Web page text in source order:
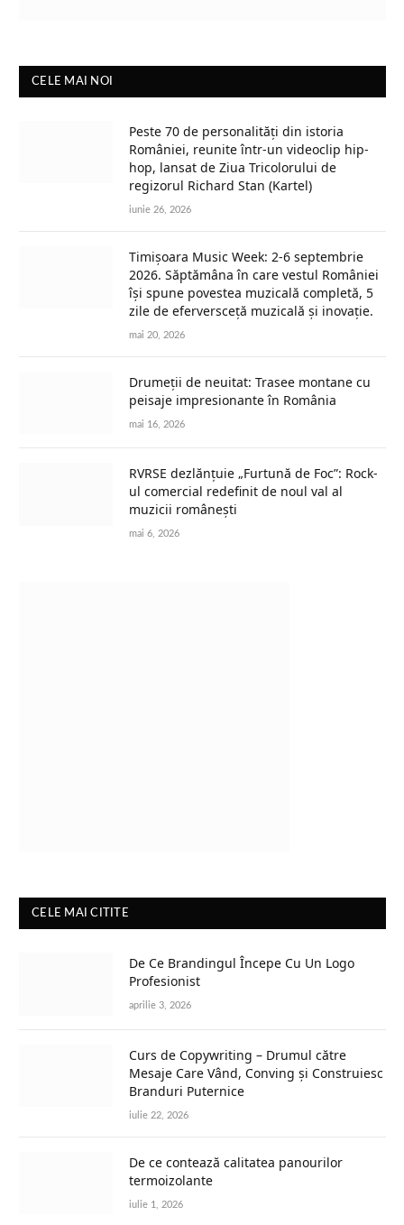
CELE MAI NOI
Peste 70 de personalități din istoria
României, reunite într-un videoclip hip-
hop, lansat de Ziua Tricolorului de
regizorul Richard Stan (Kartel)
iunie 26, 2026
Timișoara Music Week: 2-6 septembrie
2026. Săptămâna în care vestul României
își spune povestea muzicală completă, 5
zile de eferversceță muzicală și inovație.
mai 20, 2026
Drumeții de neuitat: Trasee montane cu
peisaje impresionante în România
mai 16, 2026
RVRSE dezlănțuie „Furtună de Foc”: Rock-
ul comercial redefinit de noul val al
muzicii românești
mai 6, 2026
CELE MAI CITITE
De Ce Brandingul Începe Cu Un Logo
Profesionist
aprilie 3, 2026
Curs de Copywriting – Drumul către
Mesaje Care Vând, Conving și Construiesc
Branduri Puternice
iulie 22, 2026
De ce contează calitatea panourilor
termoizolante
iulie 1, 2026